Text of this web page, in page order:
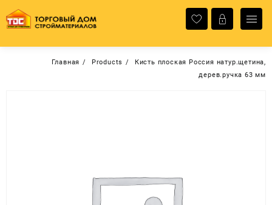
содержимому
Главная Products
Кисть плоская Россия натур.щетина,
дерев.ручка 63 мм